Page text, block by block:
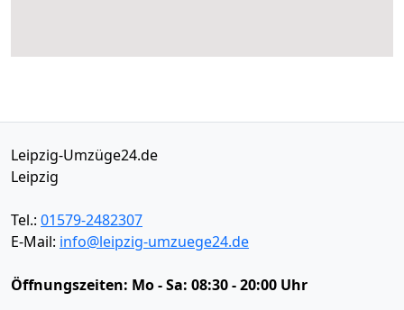
Leipzig-Umzüge24.de
Leipzig
Tel.: 01579-2482307
E-Mail: info@leipzig-umzuege24.de
Öffnungszeiten: Mo - Sa: 08:30 - 20:00 Uhr